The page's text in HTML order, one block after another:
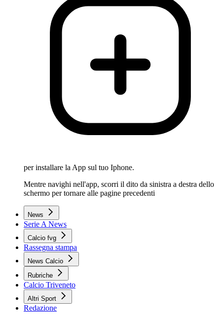
per installare la App sul tuo Iphone.
Mentre navighi nell'app, scorri il dito da sinistra a destra dello
schermo per tornare alle pagine precedenti
News
Serie A News
Calcio fvg
Rassegna stampa
News Calcio
Rubriche
Calcio Triveneto
Altri Sport
Redazione